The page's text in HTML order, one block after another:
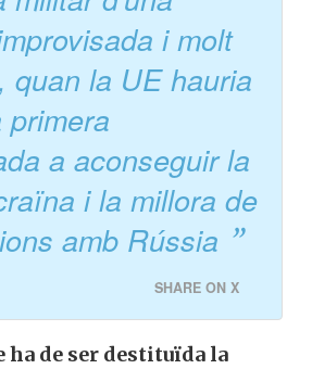
i molt
quan la UE hauria
a aconseguir la
i la millora de
amb Rússia
SHARE ON X
ha de ser destituïda la